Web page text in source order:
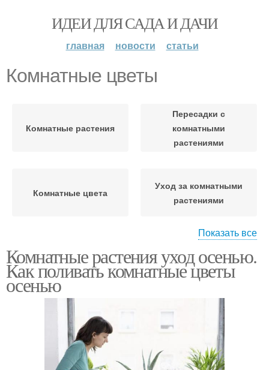
ИДЕИ ДЛЯ САДА И ДАЧИ
главная новости статьи
Комнатные цветы
Комнатные растения
Пересадки с
комнатными
растениями
Комнатные цвета
Уход за комнатными
растениями
Домашние цветы Искусственные цветы
Лайфхаки для
комнатных растений
Уход за цветами
Показать все
Комнатные растения уход осенью.
Как поливать комнатные цветы
осенью